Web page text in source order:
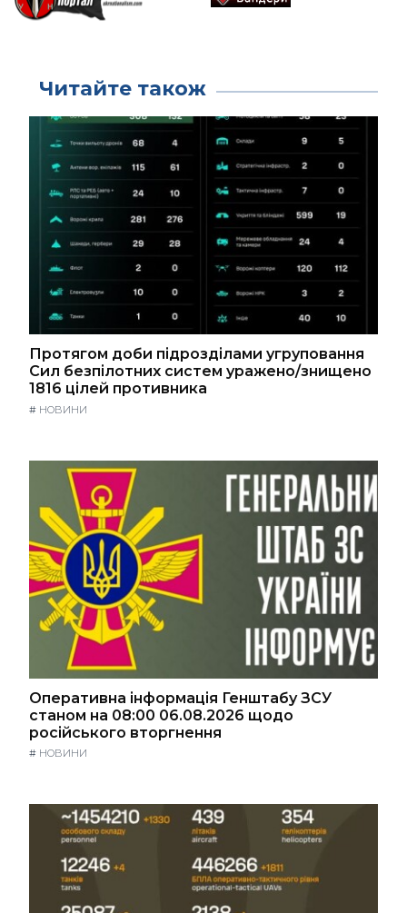
Читайте також
Протягом доби підрозділами угруповання
Сил безпілотних систем уражено/знищено
1816 цілей противника
# НОВИНИ
Оперативна інформація Генштабу ЗСУ
станом на 08:00 06.08.2026 щодо
російського вторгнення
# НОВИНИ